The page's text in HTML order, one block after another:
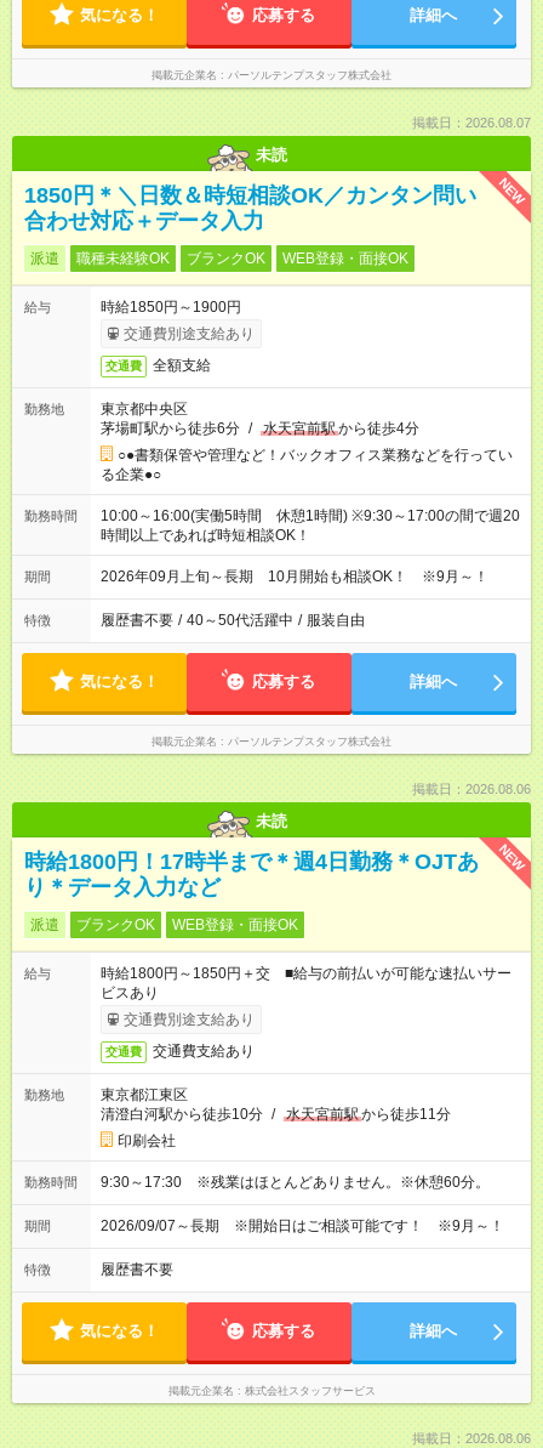
気になる！ 応募する 詳細へ
掲載元企業名 パーソルテンプスタッフ株式会社
掲載日：2026.08.07
未読
NEW
1850円＊＼日数＆時短相談OK／カンタン問い
合わせ対応＋データ入力
派遣 職種未経験OK ブランクOK WEB登録・面接OK
給与
時給1850円～1900円
交通費別途支給あり
交通費 全額支給
勤務地
東京都中央区
茅場町駅から徒歩6分 / 水天宮前駅から徒歩4分
○●書類保管や管理など！バックオフィス業務などを行ってい
る企業●○
勤務時間
10:00～16:00(実働5時間 休憩1時間) ※9:30～17:00の間で週20
時間以上であれば時短相談OK！
期間 2026年09月上旬～長期 10月開始も相談OK！ ※9月～！
特徴 履歴書不要 / 40～50代活躍中 / 服装自由
気になる！ 応募する 詳細へ
掲載元企業名 パーソルテンプスタッフ株式会社
掲載日：2026.08.06
未読
NEW
時給1800円！17時半まで＊週4日勤務＊OJTあ
り＊データ入力など
派遣 ブランクOK WEB登録・面接OK
給与
時給1800円～1850円＋交 ■給与の前払いが可能な速払いサー
ビスあり
交通費別途支給あり
交通費 交通費支給あり
勤務地
東京都江東区
清澄白河駅から徒歩10分 / 水天宮前駅から徒歩11分
印刷会社
勤務時間 9:30～17:30 ※残業はほとんどありません。※休憩60分。
期間 2026/09/07～長期 ※開始日はご相談可能です！ ※9月～！
特徴 履歴書不要
気になる！ 応募する 詳細へ
掲載元企業名 株式会社スタッフサービス
掲載日：2026.08.06